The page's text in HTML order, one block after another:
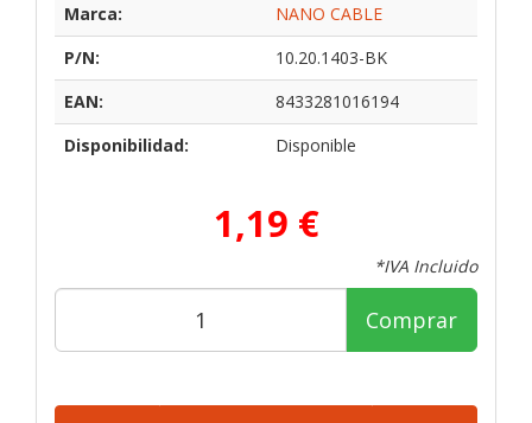
Marca:
NANO CABLE
P/N:
10.20.1403-BK
EAN:
8433281016194
Disponibilidad:
Disponible
1,19 €
*IVA Incluido
Comprar